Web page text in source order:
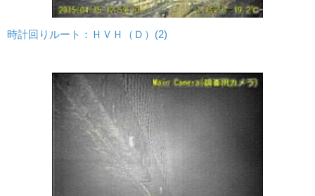
時計回りルート：ＨＶＨ（Ｄ）(2)